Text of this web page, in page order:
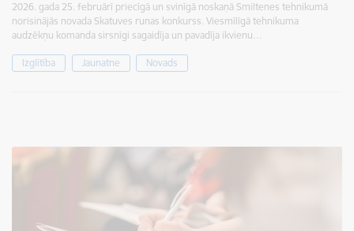
2026. gada 25. februārī priecīgā un svinīgā noskaņā Smiltenes tehnikumā
norisinājās novada Skatuves runas konkurss. Viesmīlīgā tehnikuma
audzēkņu komanda sirsnīgi sagaidīja un pavadīja ikvienu…
Izglītība Jaunatne Novads